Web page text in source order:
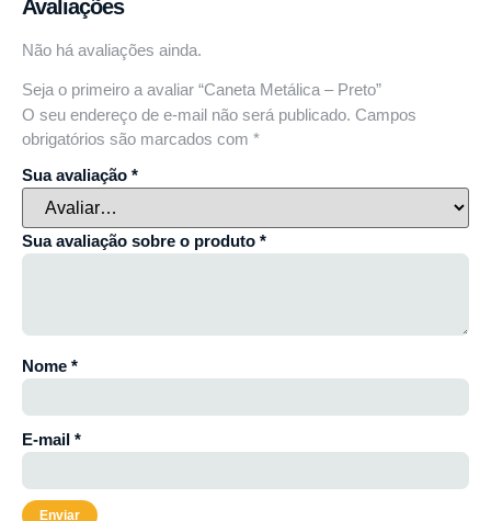
Avaliações
Não há avaliações ainda.
Seja o primeiro a avaliar “Caneta Metálica – Preto”
O seu endereço de e-mail não será publicado. Campos
obrigatórios são marcados com *
Sua avaliação *
Sua avaliação sobre o produto *
Nome *
E-mail *